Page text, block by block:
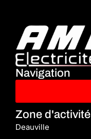
Navigation
Zone d'activité
Deauville